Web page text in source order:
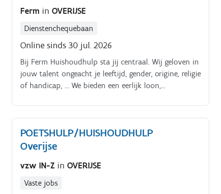
Ferm in OVERIJSE
Dienstenchequebaan
Online sinds 30 jul. 2026
Bij Ferm Huishoudhulp sta jij centraal. Wij geloven in
jouw talent ongeacht je leeftijd, gender, origine, religie
of handicap, … We bieden een eerlijk loon,
opleidingen die perfect bij jou passen Dankzij de
inzet van onze fantastische medewerkers brengen we
huishoudens op orde.
POETSHULP/HUISHOUDHULP
Overijse
vzw IN-Z in OVERIJSE
Vaste jobs